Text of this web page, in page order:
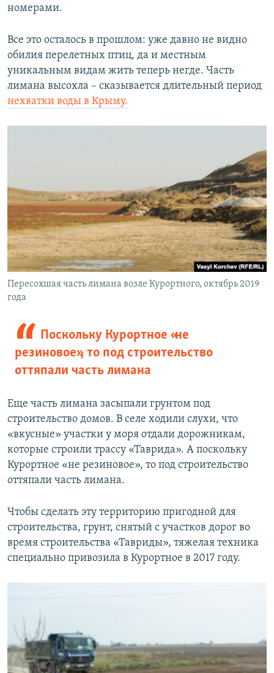
номерами.
Все это осталось в прошлом: уже давно не видно
обилия перелетных птиц, да и местным
уникальным видам жить теперь негде. Часть
лимана высохла – сказывается длительный период
нехватки воды в Крыму.
Пересохшая часть лимана возле Курортного, октябрь 2019
года
Поскольку Курортное «не
резиновое», то под строительство
оттяпали часть лимана
Еще часть лимана засыпали грунтом под
строительство домов. В селе ходили слухи, что
«вкусные» участки у моря отдали дорожникам,
которые строили трассу «Таврида». А поскольку
Курортное «не резиновое», то под строительство
оттяпали часть лимана.
Чтобы сделать эту территорию пригодной для
строительства, грунт, снятый с участков дорог во
время строительства «Тавриды», тяжелая техника
специально привозила в Курортное в 2017 году.